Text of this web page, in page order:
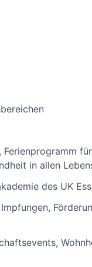
in allen
des UK